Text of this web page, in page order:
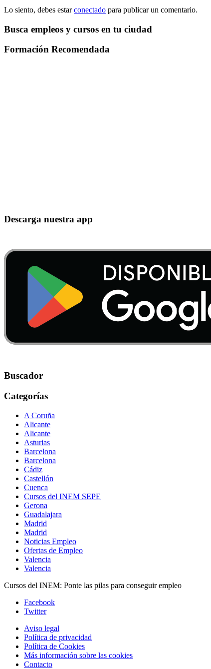
Lo siento, debes estarconectado para publicar un comentario.
Busca empleos y cursos en tu ciudad
Formación Recomendada
Descarga nuestra app
Buscador
Categorías
A Coruña
Alicante
Alicante
Asturias
Barcelona
Barcelona
Cádiz
Castellón
Cuenca
Cursos del INEM SEPE
Gerona
Guadalajara
Madrid
Madrid
Noticias Empleo
Ofertas de Empleo
Valencia
Valencia
Cursos del INEM: Ponte las pilas para conseguir empleo
Facebook
Twitter
Aviso legal
Política de privacidad
Política de Cookies
Más información sobre las cookies
Contacto